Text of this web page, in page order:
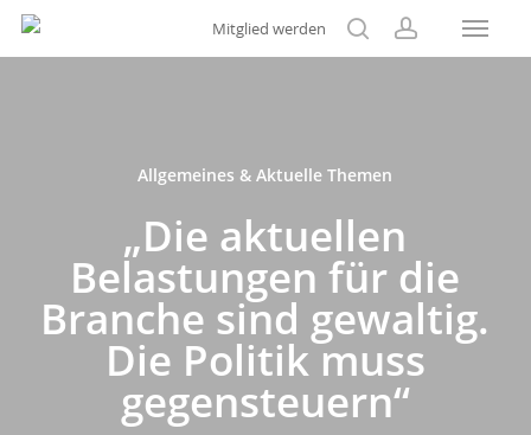
Skip
Mitglied werden
searchaccount
Menu
Allgemeines & Aktuelle Themen
„Die aktuellen
Belastungen für die
Branche sind gewaltig.
Die Politik muss
gegensteuern“